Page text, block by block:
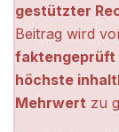
gestützter
Beitrag wird
faktengeprüft
höchste
Mehrwert zu